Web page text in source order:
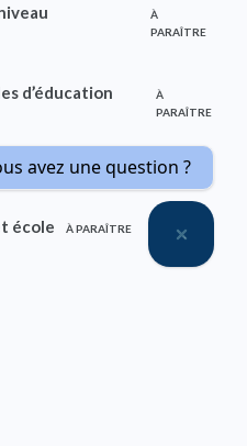
À
PARAÎTRE
d’éducation
À
PARAÎTRE
école À PARAÎTRE
avez une question ?